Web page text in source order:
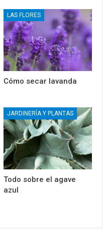
LAS FLORES
Cómo secar lavanda
JARDINERÍA Y PLANTAS
Todo sobre el agave
azul